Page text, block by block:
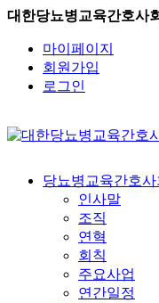
대한당뇨병교육간호사
마이페이지
회원가입
로그인
당뇨병교육간호사
인사말
조직
연혁
회칙
주요사업
연간일정